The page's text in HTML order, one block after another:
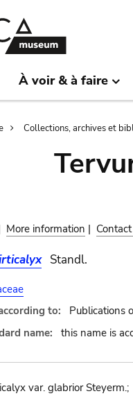
À voir & à faire
Collections, archives et
More information |
Standl.
to:
Publications
name:
this name is
var. glabrior Steyerm.;